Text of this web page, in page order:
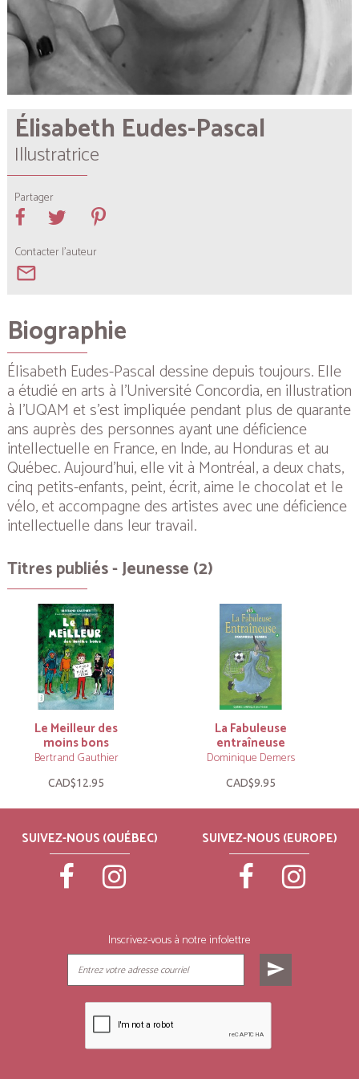
Élisabeth Eudes-Pascal
Illustratrice
Partager
Contacter l'auteur
mail_outline
Biographie
Élisabeth Eudes-Pascal dessine depuis toujours. Elle
a étudié en arts à l’Université Concordia, en illustration
à l’UQAM et s’est impliquée pendant plus de quarante
ans auprès des personnes ayant une déficience
intellectuelle en France, en Inde, au Honduras et au
Québec. Aujourd’hui, elle vit à Montréal, a deux chats,
cinq petits-enfants, peint, écrit, aime le chocolat et le
vélo, et accompagne des artistes avec une déficience
intellectuelle dans leur travail.
Titres publiés - Jeunesse (2)
Le Meilleur des
moins bons
Bertrand Gauthier
CAD$12.95
La Fabuleuse
entraîneuse
Dominique Demers
CAD$9.95
SUIVEZ-NOUS (QUÉBEC) SUIVEZ-NOUS (EUROPE)
Inscrivez-vous à notre infolettre
send